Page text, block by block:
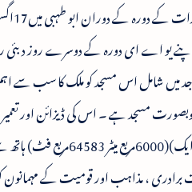
یو اے ای دورہ کے دوسرے روز دبئی
کی سب سے بڑی10مساجد میں شامل اس مسجد کو
مسجد ہے ۔ اس کی ڈیزائن اور تعمیر
برادری ، مذاہب اور قومیت کے